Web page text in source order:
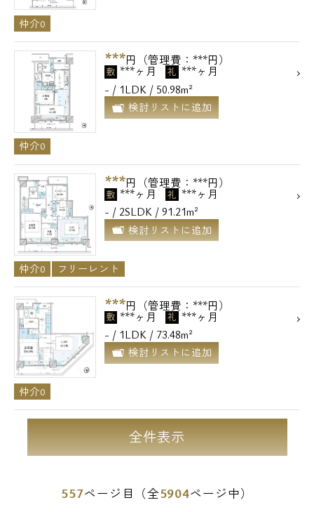
仲介0
***円（管理費：***円）
敷 ***ヶ月 礼 ***ヶ月
- / 1LDK / 50.98m²
検討リストに追加
仲介0
***円（管理費：***円）
敷 ***ヶ月 礼 ***ヶ月
- / 2SLDK / 91.21m²
検討リストに追加
仲介0 フリーレント
***円（管理費：***円）
敷 ***ヶ月 礼 ***ヶ月
- / 1LDK / 73.48m²
検討リストに追加
仲介0
全件表示
557ページ目（全5904ページ中）